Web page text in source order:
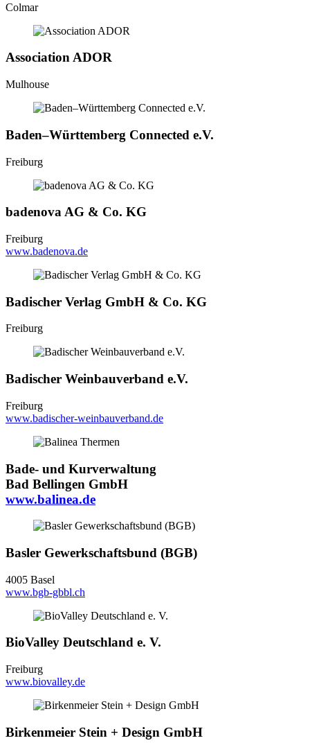
Colmar
Association ADOR
Mulhouse
Baden–Württemberg Connected e.V.
Freiburg
badenova AG & Co. KG
Freiburg
www.badenova.de
Badischer Verlag GmbH & Co. KG
Freiburg
Badischer Weinbauverband e.V.
Freiburg
www.badischer-weinbauverband.de
Bade- und Kurverwaltung
Bad Bellingen GmbH
www.balinea.de
Basler Gewerkschaftsbund (BGB)
4005 Basel
www.bgb-gbbl.ch
BioValley Deutschland e. V.
Freiburg
www.biovalley.de
Birkenmeier Stein + Design GmbH